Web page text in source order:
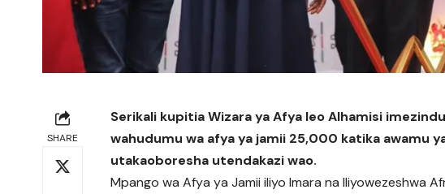
SHARE
Serikali kupitia Wizara ya Afya leo Alhamisi
wahudumu wa afya ya jamii 25,000 katika awamu
utakaoboresha utendakazi wao.
Mpango wa Afya ya Jamii iliyo Imara na Iliyowezeshwa